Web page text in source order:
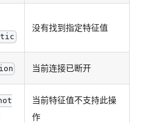
没有找到指定特征值
当前连接已断开
当前特征值不支持此操
作